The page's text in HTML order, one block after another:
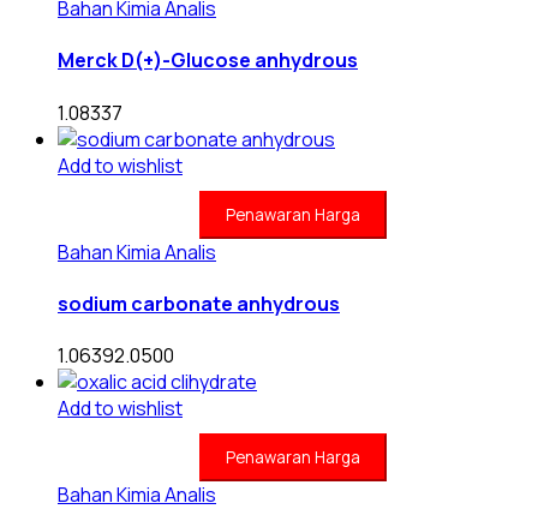
Bahan Kimia Analis
Merck D(+)-Glucose anhydrous
1.08337
Add to wishlist
Penawaran Harga
Bahan Kimia Analis
sodium carbonate anhydrous
1.06392.0500
Add to wishlist
Penawaran Harga
Bahan Kimia Analis